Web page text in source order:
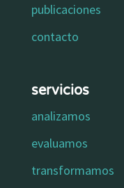
publicaciones
contacto
servicios
analizamos
evaluamos
transformamos